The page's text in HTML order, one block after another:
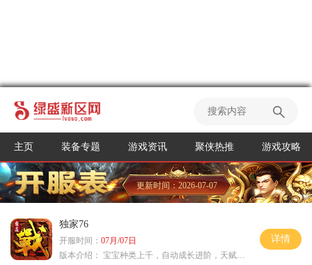
主页 装备专题 游戏资讯 聚侠热推 游戏攻略
更新时间：2026-07-07
独家76
开服时间： 07月/07日
版本介绍： 宝宝种类上千，自动成长进阶，天赋培养
详情